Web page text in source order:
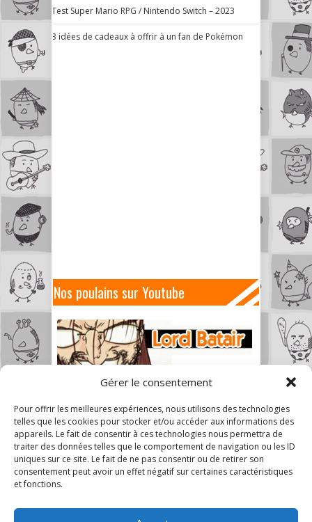
Gérer le consentement
Pour offrir les meilleures expériences, nous utilisons des technologies
telles que les cookies pour stocker et/ou accéder aux informations des
appareils. Le fait de consentir à ces technologies nous permettra de
traiter des données telles que le comportement de navigation ou les ID
uniques sur ce site. Le fait de ne pas consentir ou de retirer son
consentement peut avoir un effet négatif sur certaines caractéristiques
et fonctions.
Test Super Mario RPG / Nintendo Switch – 2023
3 idées de cadeaux à offrir à un fan de Pokémon
Nos poulains sur Youtube